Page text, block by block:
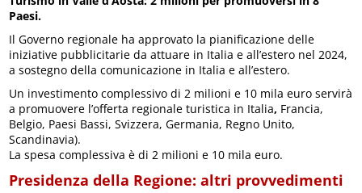
Paesi.
Il Governo regionale ha approvato la pianificazione delle
iniziative pubblicitarie da attuare in Italia e all’estero nel 2024,
a sostegno della comunicazione in Italia e all’estero.
Un investimento complessivo di 2 milioni e 10 mila euro servirà
a promuovere l’offerta regionale turistica in Italia, Francia,
Belgio, Paesi Bassi, Svizzera, Germania, Regno Unito,
Scandinavia).
La spesa complessiva è di 2 milioni e 10 mila euro.
Presidenza della Regione: altri provvedimenti